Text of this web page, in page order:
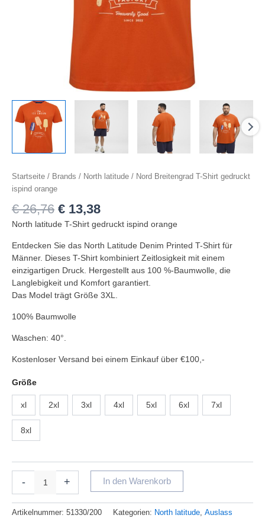
Startseite / Brands / North latitude / Nord Breitengrad T-Shirt gedruckt
ispind orange
€26,76 € 13,38
North latitude T-Shirt gedruckt ispind orange
Entdecken Sie das North Latitude Denim Printed T-Shirt für
Männer. Dieses T-Shirt kombiniert Zeitlosigkeit mit einem
einzigartigen Druck. Hergestellt aus 100 %-Baumwolle, die
Langlebigkeit und Komfort garantiert.
Das Model trägt Größe 3XL.
100% Baumwolle
Waschen: 40°.
Kostenloser Versand bei einem Einkauf über €100,-
Größe
xl 2xl 3xl 4xl 5xl 6xl 7xl
8xl
- + In den Warenkorb
Artikelnummer: 51330/200 Kategorien: North latitude, Auslass